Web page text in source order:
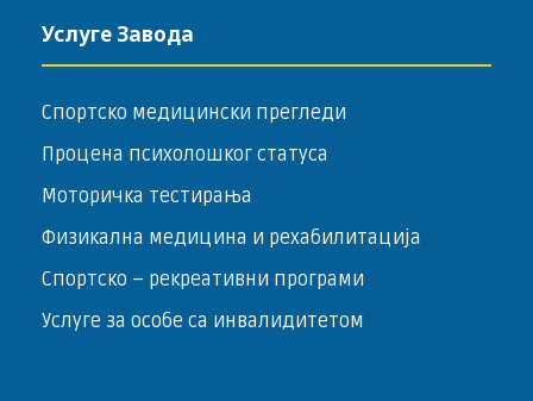
Услуге Завода
Спортско медицински прегледи
Процена психолошког статуса
Моторичка тестирања
Физикална медицина и рехабилитација
Спортско – ­рекреативни програми
Услуге за особе са инвалидитетом